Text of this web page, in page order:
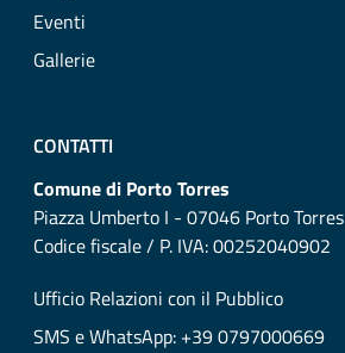
Eventi
Gallerie
CONTATTI
Comune di Porto Torres
Piazza Umberto I - 07046 Porto Torres
Codice fiscale / P. IVA: 00252040902
Ufficio Relazioni con il Pubblico
SMS e WhatsApp: +39 0797000669